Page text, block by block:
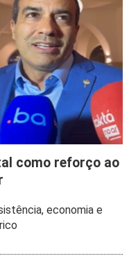
como reforço ao
economia e